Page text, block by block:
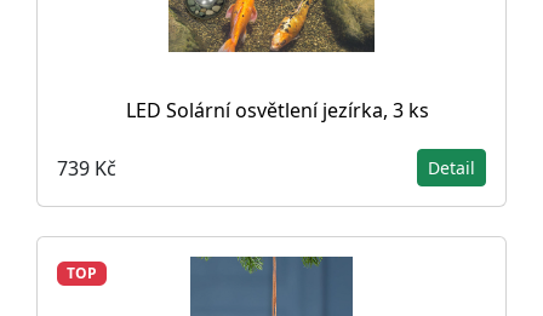
LED Solární osvětlení jezírka, 3 ks
739 Kč Detail
TOP